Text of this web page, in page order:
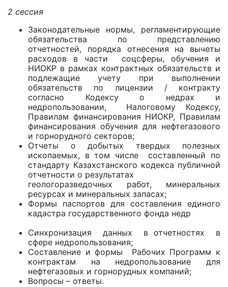
2 сессия
Законодательные нормы, регламентирующие
обязательства по представлению
отчетностей, порядка отнесения на вычеты
расходов в части соцсферы, обучения и
НИОКР в рамках контрактных обязательств и
подлежащие учету при выполнении
обязательств по лицензии / контракту
согласно Кодексу о недрах и
недропользовании, Налоговому Кодексу,
Правилам финансирования НИОКР, Правилам
финансирования обучения для нефтегазового
и горнорудного секторов;
Отчеты о добытых твердых полезных
ископаемых, в том числе составленный по
стандарту Казахстанского кодекса публичной
отчетности о результатах
геологоразведочных работ, минеральных
ресурсах и минеральных запасах;
Формы паспортов для составления единого
кадастра государственного фонда недр
Синхронизация данных в отчетностях в
сфере недропользования;
Составление и формы Рабочих Программ к
контрактам на недропользование для
нефтегазовых и горнорудных компаний;
Вопросы – ответы.